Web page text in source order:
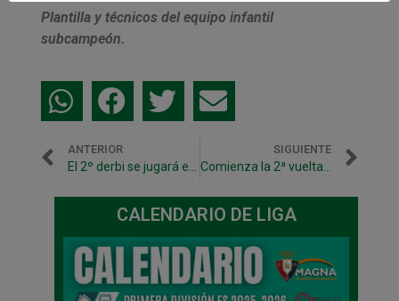
Plantilla y técnicos del equipo infantil
subcampeón.
ANTERIOR
El 2º derbi se jugará en Pamplona el viernes 9 de enero
SIGUIENTE
Comienza la 2ª vuelta con desplazamiento a Santiago.
CALENDARIO DE LIGA